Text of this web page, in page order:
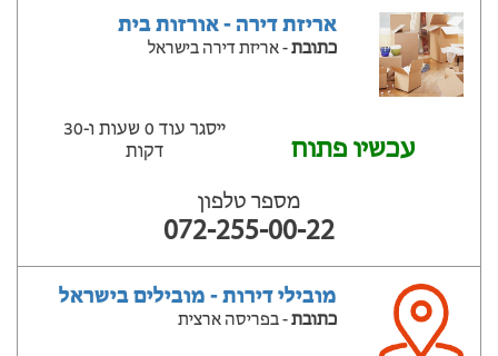
אריזת דירה - אורזות בית
כתובת- אריזת דירה בישראל
עכשיו פתוח
ייסגר עוד 0 שעות ‫ו-30
דקות
מספר טלפון
072-255-00-22
מובילי דירות - מובילים בישראל
כתובת- בפריסה ארצית